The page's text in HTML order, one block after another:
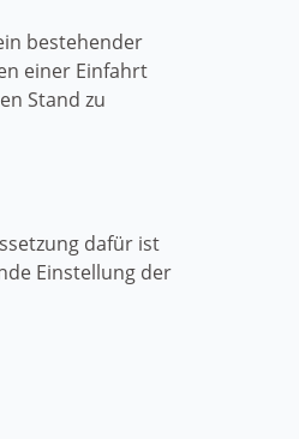
bestehender
einer Einfahrt
Stand zu
dafür ist
Einstellung der